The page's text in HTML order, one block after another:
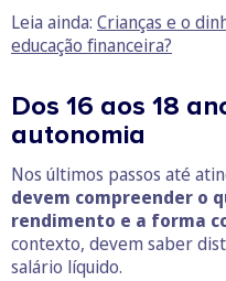
Leia ainda: Crianças e o
educação financeira?
Dos 16 aos 18
autonomia
Nos últimos passos até
devem compreender o
rendimento e a forma
contexto, devem saber
salário líquido.